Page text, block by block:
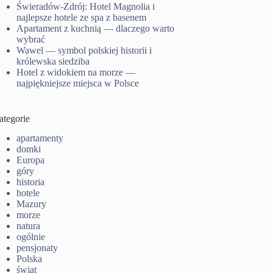
Świeradów-Zdrój: Hotel Magnolia i
najlepsze hotele ze spa z basenem
Apartament z kuchnią — dlaczego warto
wybrać
Wawel — symbol polskiej historii i
królewska siedziba
Hotel z widokiem na morze —
najpiękniejsze miejsca w Polsce
apartamenty
domki
Europa
góry
historia
hotele
Mazury
morze
natura
ogólnie
pensjonaty
Polska
świat